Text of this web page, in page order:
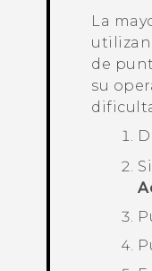
La
de
su